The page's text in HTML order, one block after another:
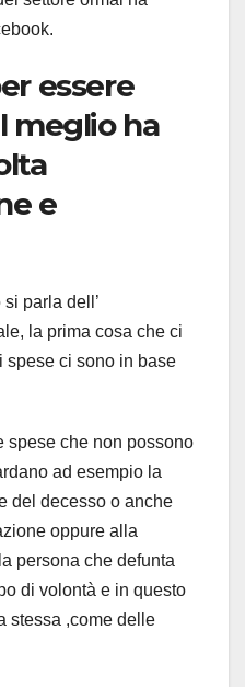
essere
meglio ha
e
parla dell’
la prima cosa che ci
spese ci sono in base
spese che non possono
ad esempio la
del decesso o anche
oppure alla
persona che defunta
di volontà e in questo
stessa ,come delle